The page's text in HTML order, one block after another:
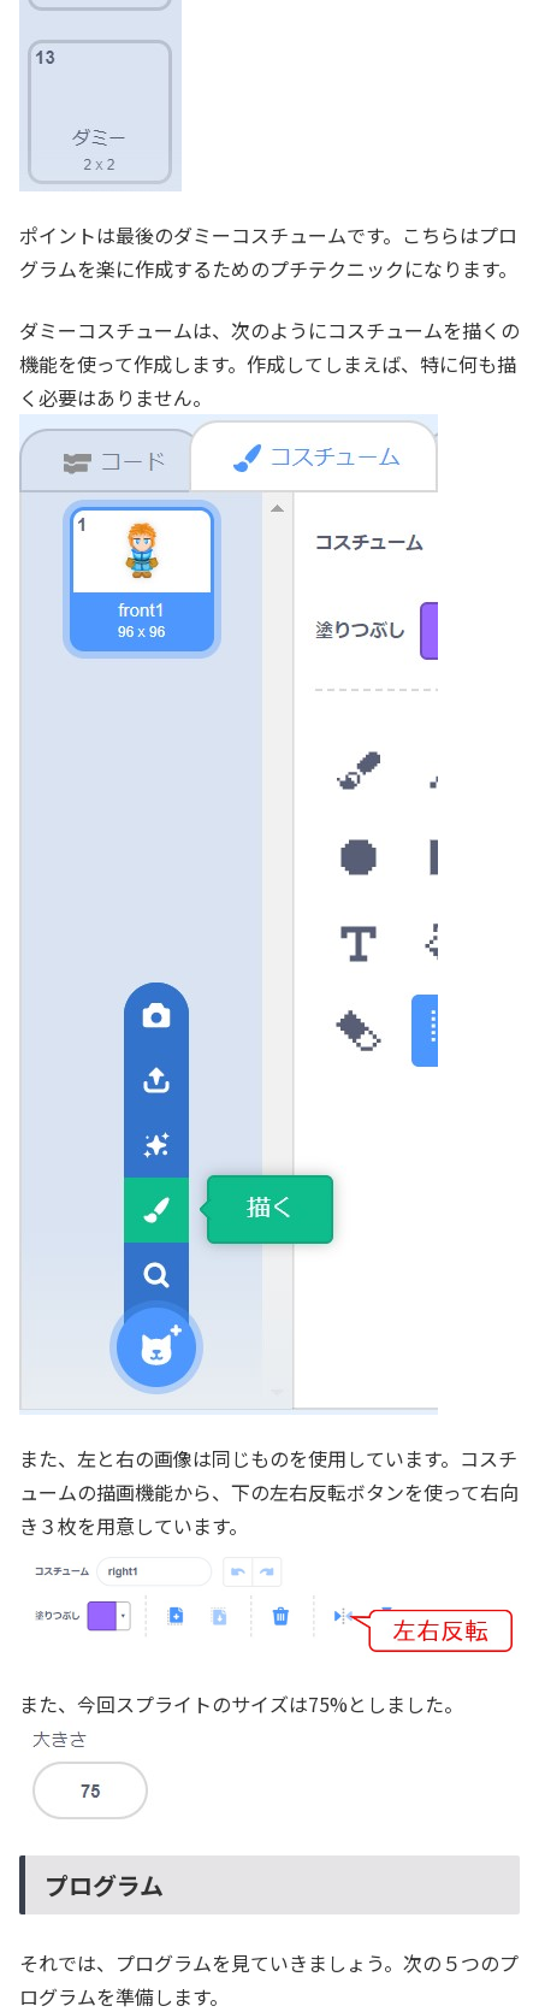
ポイントは最後のダミーコスチュームです。こちらはプロ
グラムを楽に作成するためのプチテクニックになります。
ダミーコスチュームは、次のようにコスチュームを描くの
機能を使って作成します。作成してしまえば、特に何も描
く必要はありません。
また、左と右の画像は同じものを使用しています。コスチ
ュームの描画機能から、下の左右反転ボタンを使って右向
き３枚を用意しています。
また、今回スプライトのサイズは75%としました。
プログラム
それでは、プログラムを見ていきましょう。次の５つのプ
ログラムを準備します。